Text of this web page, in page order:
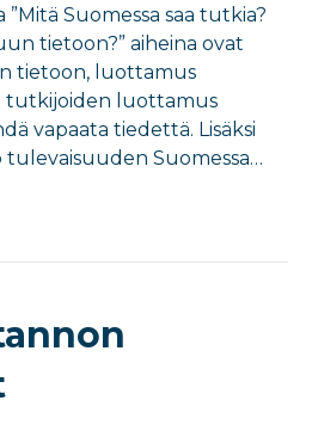
Suomessa saa tutkia?
tietoon?” aiheina ovat
tietoon, luottamus
tutkijoiden luottamus
vapaata tiedettä. Lisäksi
Suomessa…